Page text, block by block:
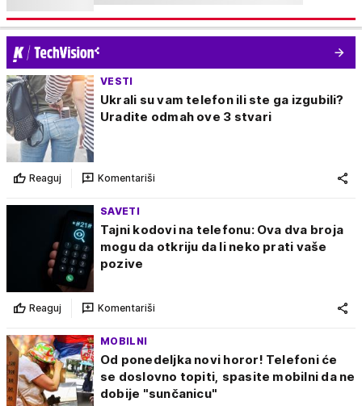
VESTI
Ukrali su vam telefon ili ste ga izgubili?
Uradite odmah ove 3 stvari
Reaguj Komentariši
SAVETI
Tajni kodovi na telefonu: Ova dva broja
mogu da otkriju da li neko prati vaše
pozive
Reaguj Komentariši
MOBILNI
Od ponedeljka novi horor! Telefoni će
se doslovno topiti, spasite mobilni da ne
dobije "sunčanicu"